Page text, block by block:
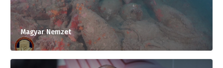
Magyar Nemzet